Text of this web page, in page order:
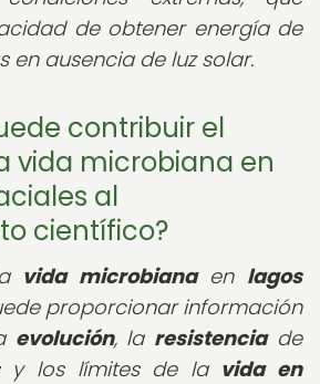
de obtener energía de
en ausencia de luz solar.
contribuir el
vida microbiana en
al
científico?
vida microbianaen lagos
proporcionar información
evolución, la resistenciade
y los límites de la vida en